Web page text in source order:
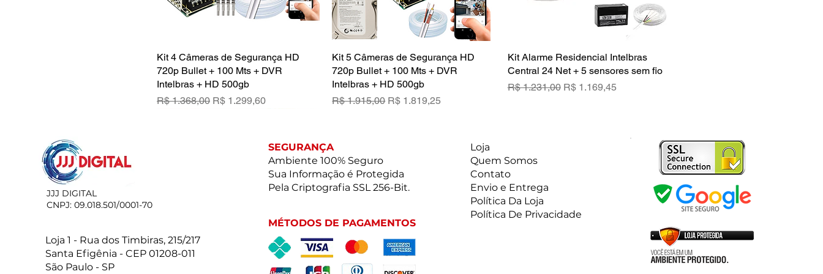
Visualização rápida
Kit 4 Câmeras de Segurança HD
720p Bullet + 100 Mts + DVR
Intelbras + HD 500gb
Preço normal
R$ 1.368,00 Preço promocional
R$ 1.299,60
Visualização rápida
Kit 5 Câmeras de Segurança HD
720p Bullet + 100 Mts + DVR
Intelbras + HD 500gb
Preço normal
R$ 1.915,00 Preço promocional
R$ 1.819,25
Visualização rápida
Kit Alarme Residencial Intelbras
Central 24 Net + 5 sensores sem fio
Preço normal
R$ 1.231,00 Preço promocional
R$ 1.169,45
JJJ DIGITAL
CNPJ: 09.018.501/0001-70
Loja 1 - Rua dos Timbiras, 215/217
Santa Efigênia - CEP 01208-011
São Paulo - SP
SEGURANÇA
Ambiente 100% Seguro
Sua Informação é Protegida
Pela Criptografia SSL 256-Bit.
MÉTODOS DE PAGAMENTOS
Loja
Quem Somos
Contato
Envio e Entrega
Política Da Loja
Política De Privacidade